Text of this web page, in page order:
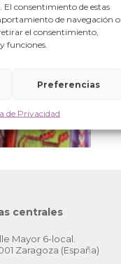
consentimiento de estas
de navegación o
el consentimiento,
funciones.
Preferencias
de Privacidad
centrales
Mayor 6-local.
Zaragoza (España)